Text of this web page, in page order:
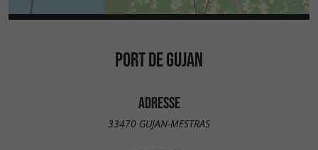
PORT DE GUJAN
ADRESSE
33470 GUJAN-MESTRAS